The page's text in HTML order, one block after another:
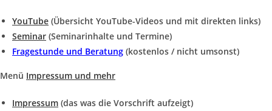
YouTube (Übersicht YouTube-Videos und mit direkten links)
Seminar (Seminarinhalte und Termine)
Fragestunde und Beratung (kostenlos / nicht umsonst)
Menü Impressum und mehr
Impressum (das was die Vorschrift aufzeigt)